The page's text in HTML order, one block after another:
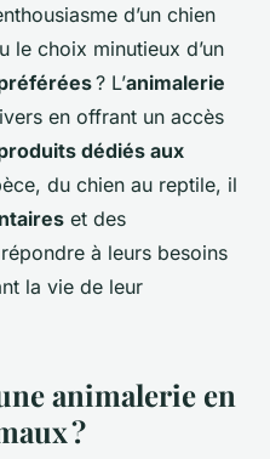
d’un chien
le choix minutieux d’un
? L’animalerie
en offrant un accès
dédiés aux
du chien au reptile, il
et des
à leurs besoins
la vie de leur
animalerie en
?